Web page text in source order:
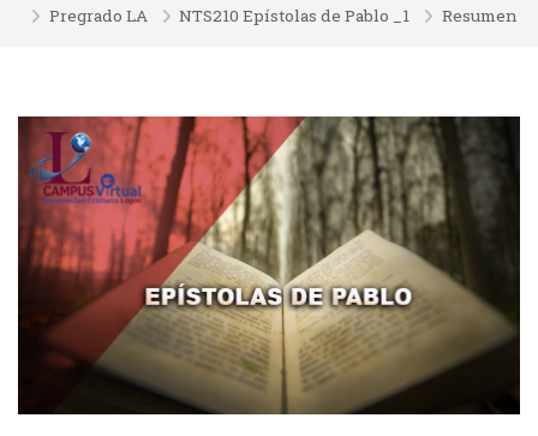
Pregrado LA
NTS210 Epístolas de Pablo _1 Resumen